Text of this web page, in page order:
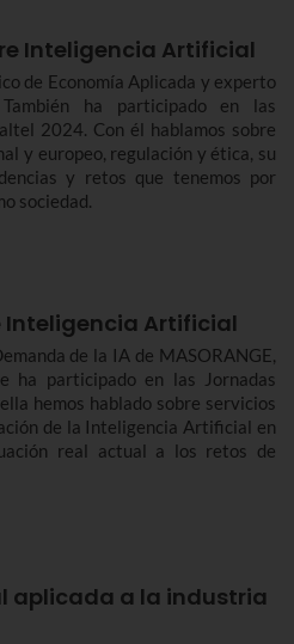
Inteligencia Artificial
de Economía Aplicada y experto
ha participado en las
2024. Con él hablamos sobre
y europeo, regulación y ética, su
y retos que tenemos por
sociedad.
Inteligencia Artificial
de la IA de MASORANGE,
ha participado en las Jornadas
hemos hablado sobre servicios
de la Inteligencia Artificial en
real actual a los retos de
aplicada a la industria